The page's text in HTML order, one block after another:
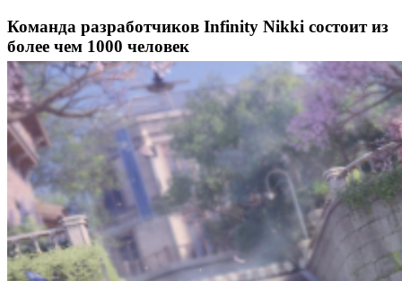
Команда разработчиков Infinity Nikki состоит из
более чем 1000 человек